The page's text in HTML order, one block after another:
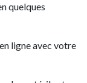
quelques
ligne avec votre